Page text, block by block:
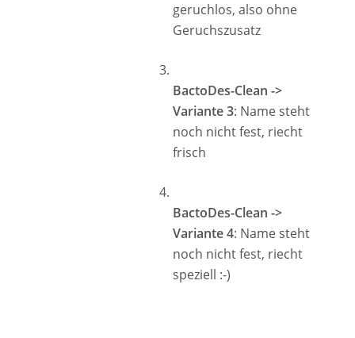
geruchlos, also ohne
Geruchszusatz
BactoDes-Clean ->
Variante 3: Name steht
noch nicht fest, riecht
frisch
BactoDes-Clean ->
Variante 4: Name steht
noch nicht fest, riecht
speziell :-)